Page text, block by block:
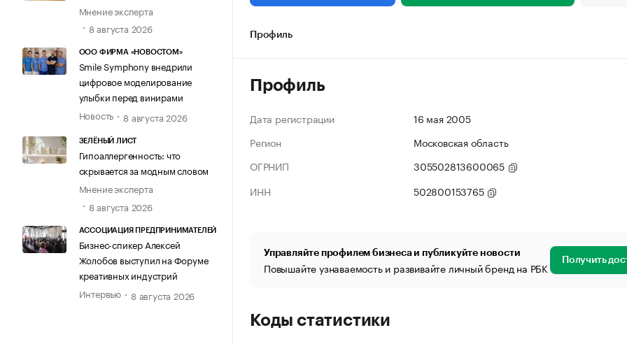
Мнение эксперта
8 августа 2026
ООО ФИРМА «НОВОСТОМ»
Smile Symphony внедрили
цифровое моделирование
улыбки перед винирами
Новость
8 августа 2026
ЗЕЛЁНЫЙ ЛИСТ
Гипоаллергенность: что
скрывается за модным словом
Мнение эксперта
8 августа 2026
АССОЦИАЦИЯ ПРЕДПРИНИМАТЕЛЕЙ
Бизнес-спикер Алексей
Жолобов выступил на Форуме
креативных индустрий
Интервью
8 августа 2026
Профиль
Профиль
Дата регистрации
16 мая 2005
Регион
Московская область
ОГРНИП
305502813600065
ИНН
502800153765
Управляйте профилем бизнеса и публикуйте новости
Повышайте узнаваемость и развивайте личный бренд на РБК Получить
Коды статистики